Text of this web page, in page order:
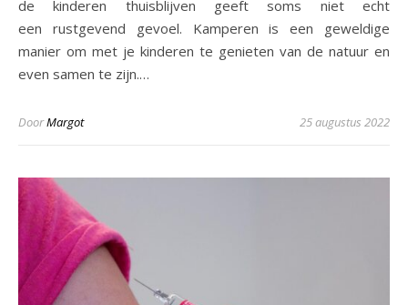
de kinderen thuisblijven geeft soms niet echt
een rustgevend gevoel. Kamperen is een geweldige
manier om met je kinderen te genieten van de natuur en
even samen te zijn.…
DoorMargot 25 augustus 2022